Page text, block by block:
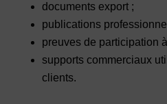
documents export ;
publications
preuves de participation
supports commerciaux
clients.